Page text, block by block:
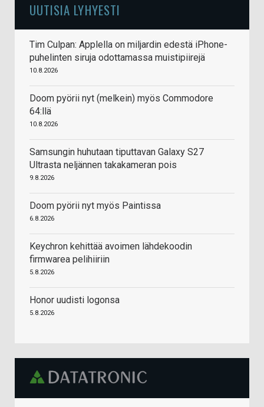
UUTISIA LYHYESTI
Tim Culpan: Applella on miljardin edestä iPhone-
puhelinten siruja odottamassa muistipiirejä
10.8.2026
Doom pyörii nyt (melkein) myös Commodore
64:llä
10.8.2026
Samsungin huhutaan tiputtavan Galaxy S27
Ultrasta neljännen takakameran pois
9.8.2026
Doom pyörii nyt myös Paintissa
6.8.2026
Keychron kehittää avoimen lähdekoodin
firmwarea pelihiiriin
5.8.2026
Honor uudisti logonsa
5.8.2026